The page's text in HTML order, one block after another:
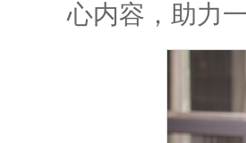
心内容，助力